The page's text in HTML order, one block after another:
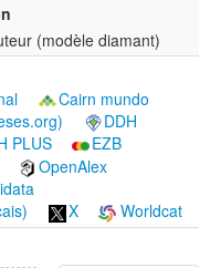
(modèle diamant)
Cairn mundo
DDH
PLUS
EZB
OpenAlex
X Worldcat